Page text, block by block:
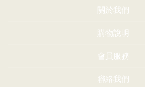
關於我們
購物說明
會員服務
聯絡我們